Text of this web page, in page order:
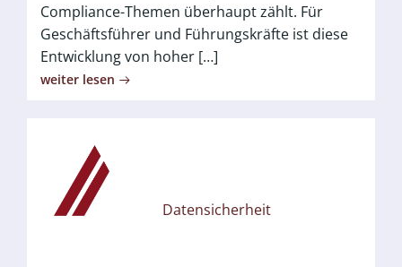
Compliance-Themen überhaupt zählt. Für
Geschäftsführer und Führungskräfte ist diese
Entwicklung von hoher […]
weiter lesen
Datensicherheit